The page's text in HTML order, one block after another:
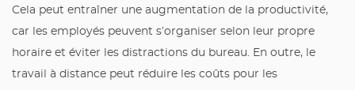
Cela peut entraîner une augmentation de la productivité,
car les employés peuvent s’organiser selon leur propre
horaire et éviter les distractions du bureau. En outre, le
travail à distance peut réduire les coûts pour les